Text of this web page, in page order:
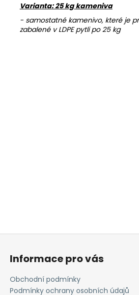
Varianta: 25 kg kameniva
- samostatné kamenivo, které je
zabalené v LDPE pytli po 25 kg
Z
Informace pro vás
Obchodní podmínky
Podmínky ochrany osobních údajů